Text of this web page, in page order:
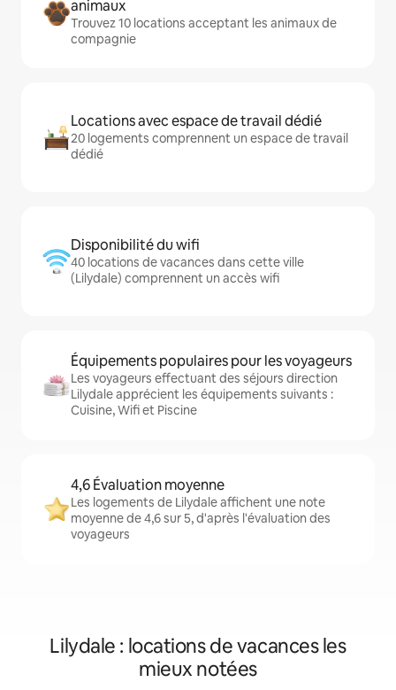
animaux
Trouvez 10 locations acceptant les animaux de
compagnie
Locations avec espace de travail dédié
20 logements comprennent un espace de travail
dédié
Disponibilité du wifi
40 locations de vacances dans cette ville
(Lilydale) comprennent un accès wifi
Équipements populaires pour les voyageurs
Les voyageurs effectuant des séjours direction
Lilydale apprécient les équipements suivants :
Cuisine, Wifi et Piscine
4,6 Évaluation moyenne
Les logements de Lilydale affichent une note
moyenne de 4,6 sur 5, d'après l'évaluation des
voyageurs
Lilydale : locations de vacances les
mieux notées